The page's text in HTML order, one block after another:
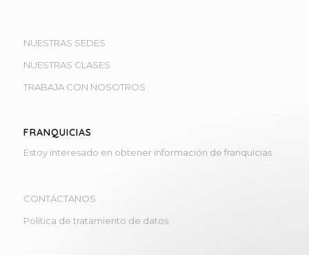
NUESTRAS SEDES
NUESTRAS CLASES
TRABAJA CON NOSOTROS
FRANQUICIAS
Estoy interesado en obtener información de franquicias
CONTÁCTANOS
Política de tratamiento de datos
Gymboree Cedritos
Bogotá